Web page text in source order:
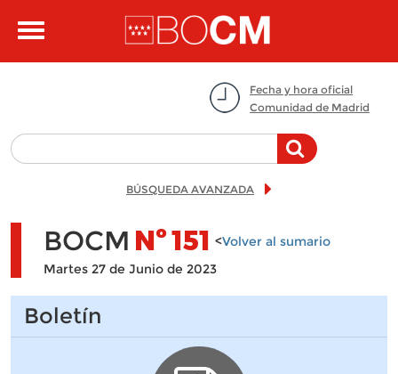
Toggle
Fecha y hora oficial
Comunidad de Madrid
BÚSQUEDA AVANZADA
BOCM Nº151 <Volver al sumario
Martes 27 de Junio de 2023
Boletín